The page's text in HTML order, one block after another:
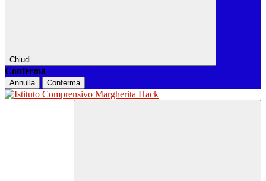
Chiudi
Conferma
Annulla Conferma